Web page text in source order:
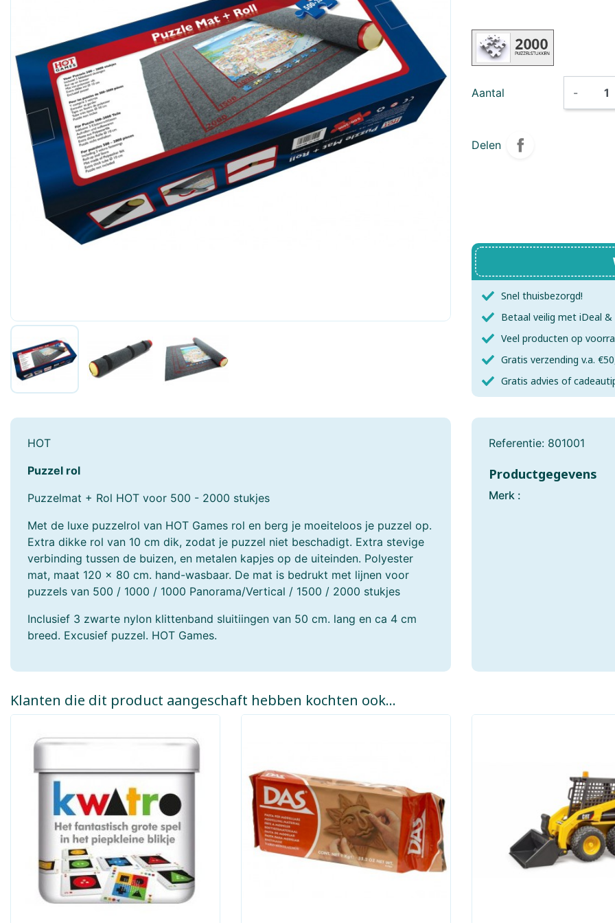
Bresser, Freek Vonk Brio
Bruder Bruynzeel ByAstrup CADA
Carrera Carson RC Charlie Bears
Cloudberries Jigsaw Cobble Hill Connetix
Crafty Ponies Creall Creathek
Cutebee Darda
Djeco
EeBoo Jigsaw EWA
Exploding Kittens Inc. Falcon
Fridolin
Freek Vonk Funko POP! Gear 2 Play RC
Goliath
Hansa Creation Happy Meeple
Harrows Herpa
Hollie Holztiger Hotwheels
Hubelino Huzzle - Cast Identity Games
John Toy Jolly Dutch
Jumbo Spellen Just Games Kaido House Kaloo
Kapla Käthe Krusse Kibri
Kids At Work
Kosmos Lalaboom
Lena Le Toy Van Lilliputiëns Llorens
Loco Leerspellen L.O.L. Surprise Lumibricks Lundby
Magna-Tiles Maisto Majorette
Mattel
Creatief
Bunny
Little Dutch,
Forest Friends
Little Dutch
Aantal -
Delen
Snel thuisbezorgd!
Betaal veilig met iDeal &
Veel producten op
Gratis verzending v.a.
Gratis advies of
HOT
Puzzel rol
Puzzelmat + Rol HOT voor 500 - 2000 stukjes
Met de luxe puzzelrol van HOT Games rol en berg je moeiteloos je puzzel op.
Extra dikke rol van 10 cm dik, zodat je puzzel niet beschadigt. Extra stevige
verbinding tussen de buizen, en metalen kapjes op de uiteinden. Polyester
mat, maat 120 x 80 cm. hand-wasbaar. De mat is bedrukt met lijnen voor
puzzels van 500 / 1000 / 1000 Panorama/Vertical / 1500 / 2000 stukjes
Inclusief 3 zwarte nylon klittenband sluitiingen van 50 cm. lang en ca 4 cm
breed. Excusief puzzel. HOT Games.
Referentie: 801001
Productgegevens
Merk :
Klanten die dit product aangeschaft hebben kochten ook...